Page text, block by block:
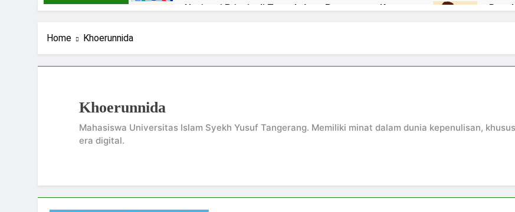
Navigasi Prinsip di Tengah Arus Pertemanan Kampus
Stigma Skincare Laki-laki Skincare untuk Semua Gender
Home Khoerunnida
Khoerunnida
Mahasiswa Universitas Islam Syekh Yusuf Tangerang. Memiliki minat dalam dunia kepenulisan,
era digital.